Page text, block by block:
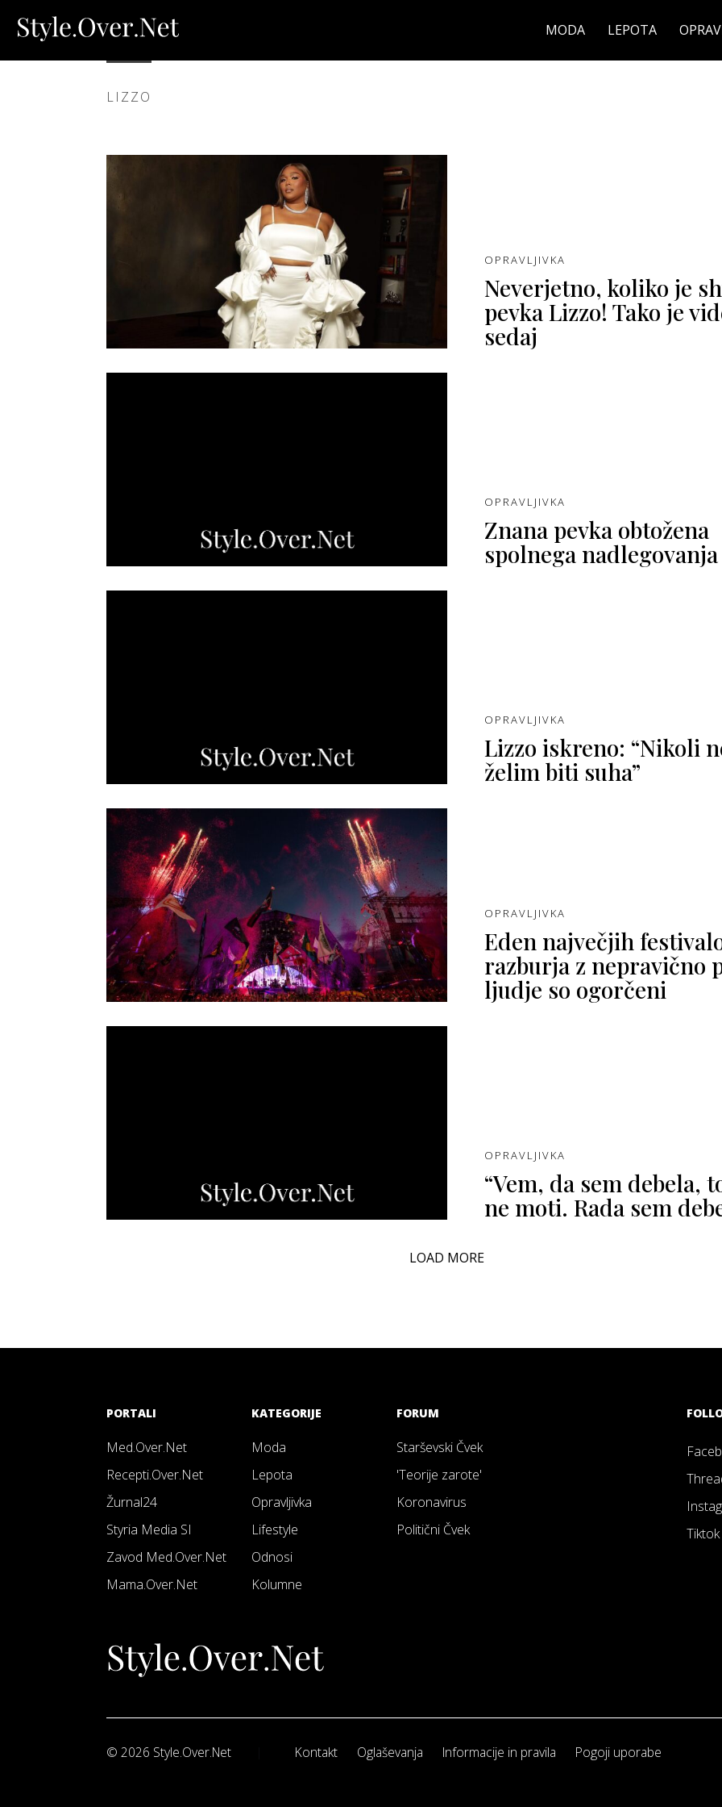
MODA LEPOTA
LIZZO
OPRAVLJIVKA
Neverjetno, koliko je
pevka Lizzo! Tako je
sedaj
OPRAVLJIVKA
Znana pevka obtožena
spolnega nadlegovanja
OPRAVLJIVKA
Lizzo iskreno: “Nikoli
želim biti suha”
OPRAVLJIVKA
Eden največjih
razburja z nepravično
ljudje so ogorčeni
OPRAVLJIVKA
“Vem, da sem debela,
ne moti. Rada sem
LOAD MORE
PORTALI
Med.Over.Net
Recepti.Over.Net
Žurnal24
Styria Media SI
Zavod Med.Over.Net
Mama.Over.Net
KATEGORIJE
Moda
Lepota
Opravljivka
Lifestyle
Odnosi
Kolumne
FORUM
Starševski Čvek
'Teorije zarote'
Koronavirus
Politični Čvek
Tiktok
© 2026 Style.Over.Net Kontakt Oglaševanja Informacije in pravila Pogoji uporabe